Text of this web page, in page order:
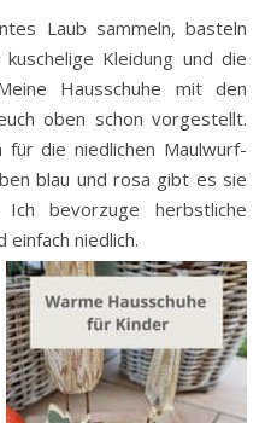
Laub sammeln, basteln
Kleidung und die
Hausschuhe mit den
oben schon vorgestellt.
die niedlichen Maulwurf-
blau und rosa gibt es sie
bevorzuge herbstliche
niedlich.